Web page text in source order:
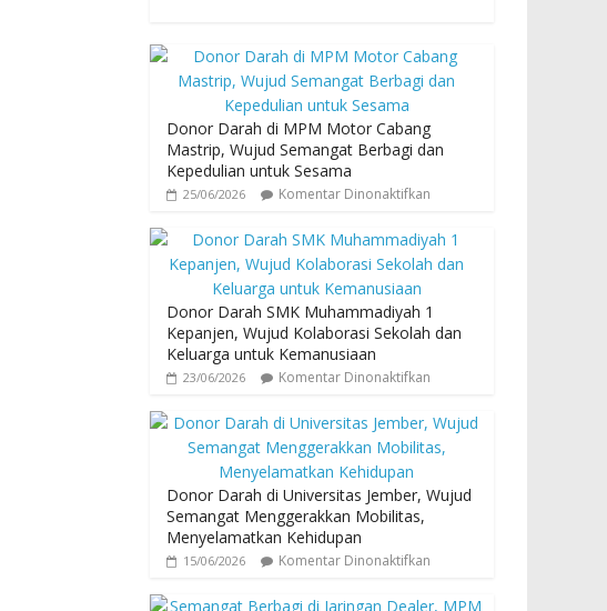
Donor Darah di MPM Motor Cabang
Mastrip, Wujud Semangat Berbagi dan
Kepedulian untuk Sesama
25/06/2026 Komentar Dinonaktifkan
Donor Darah SMK Muhammadiyah 1
Kepanjen, Wujud Kolaborasi Sekolah dan
Keluarga untuk Kemanusiaan
23/06/2026 Komentar Dinonaktifkan
Donor Darah di Universitas Jember, Wujud
Semangat Menggerakkan Mobilitas,
Menyelamatkan Kehidupan
15/06/2026 Komentar Dinonaktifkan